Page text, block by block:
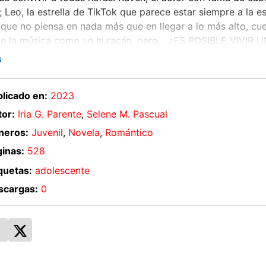
Leo, la estrella de TikTok que parece estar siempre a la
no piensa en nada más que en llegar a lo más alto,
la música como un huracán, pero… ¿ES POSIBLE VIVIR
SIN OLVIDARTE DE QUIÉN ERES EN REALIDAD? Lo
como en casa (y se está mejor en casa que en ningún
en: 2023
Iria G. Parente, Selene M. Pascual
Juvenil, Novela, Romántico
528
adolescente
0